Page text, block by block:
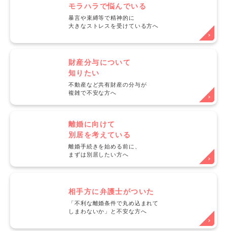
モラハラで悩んでいる
暴言や束縛等で精神的に
大きなストレスを受けている方へ
財産分与について
知りたい
不動産など共有財産の分与が
複雑で不安な方へ
離婚に向けて
別居を考えている
離婚手続きを始める前に、
まずは別居したい方へ
相手方に弁護士がついた
「不利な離婚条件で丸め込まれて
しまわないか」と不安な方へ